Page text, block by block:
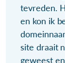
tevreden.
en kon ik
site draait
geweest